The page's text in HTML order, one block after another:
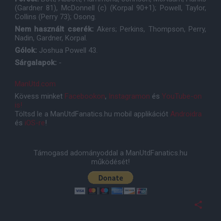
(Gardner 81), McDonnell (c) (Korpal 90+1); Powell, Taylor,
Collins (Perry 73); Osong.
Nem használt cserék: Akers; Perkins, Thompson, Perry,
Nadin, Gardner, Korpal.
Gólok: Joshua Powell 43.
Sárgalapok: -
ManUtd.com
Kövess minket Facebookon, Instagramon és YouTube-on
is!
Töltsd le a ManUtdFanatics.hu mobil applikációt Androidra
és iOS-re!
Támogasd adományoddal a ManUtdFanatics.hu
működését!